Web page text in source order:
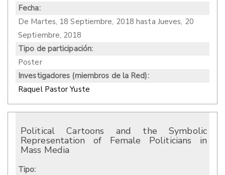
Fecha:
De Martes, 18 Septiembre, 2018 hasta Jueves, 20
Septiembre, 2018
Tipo de participación:
Poster
Investigadores (miembros de la Red):
Raquel Pastor Yuste
Political Cartoons and the Symbolic
Representation of Female Politicians in
Mass Media
Tipo: